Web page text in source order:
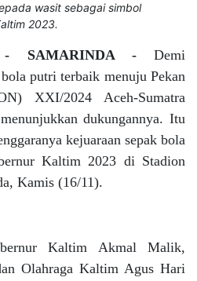
wasit sebagai simbol
2023.
- SAMARINDA - Demi
putri terbaik menuju Pekan
XXI/2024 Aceh-Sumatra
dukungannya. Itu
kejuaraan sepak bola
Kaltim 2023 di Stadion
Kamis (16/11).
Kaltim Akmal Malik,
Olahraga Kaltim Agus Hari